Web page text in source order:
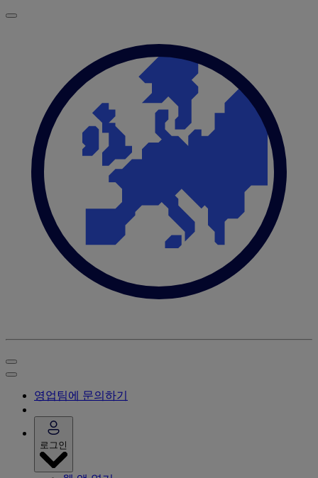
영업팀에 문의하기
로그인